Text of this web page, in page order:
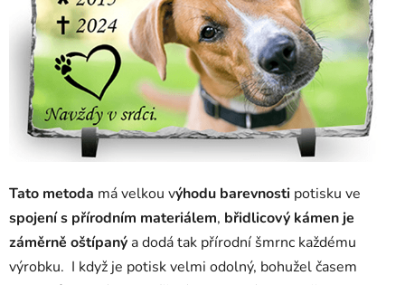
Tato metoda má velkou výhodu barevnosti potisku ve
spojení s přírodním materiálem, břidlicový kámen je
záměrně oštípaný a dodá tak přírodní šmrnc každému
výrobku. I když je potisk velmi odolný, bohužel časem